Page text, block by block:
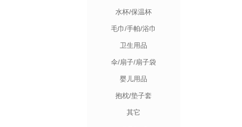
水杯/保温杯
毛巾/手帕/浴巾
卫生用品
伞/扇子/扇子袋
婴儿用品
抱枕/垫子套
其它